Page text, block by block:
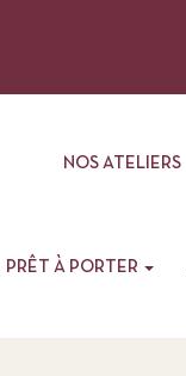
NOS ATELIERS
PRÊT À PORTER